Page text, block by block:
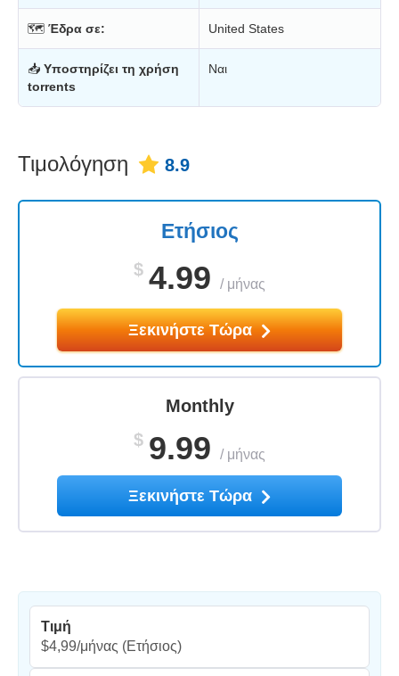
🗺 Έδρα σε: United States
📥 Υποστηρίζει τη χρήση
torrents
Ναι
Τιμολόγηση 8.9
Ετήσιος
$ 4.99 / μήνας
Ξεκινήστε Τώρα
Monthly
$ 9.99 / μήνας
Ξεκινήστε Τώρα
Τιμή
$4,99/μήνας (Ετήσιος)